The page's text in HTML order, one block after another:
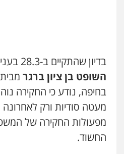
פלילי מעצרים
0505216700
אייל בן שושן,
פלילי מעצרים
נוער רישום פלילי
בדיון שהתקיים ב-28.3 בעניינו של עבאסי, בפני
השופט בן ציון ברגר
בחיפה, נודע כי החקירה
מעטה סודיות ורק
מפעולות החקירה של
החשוד.